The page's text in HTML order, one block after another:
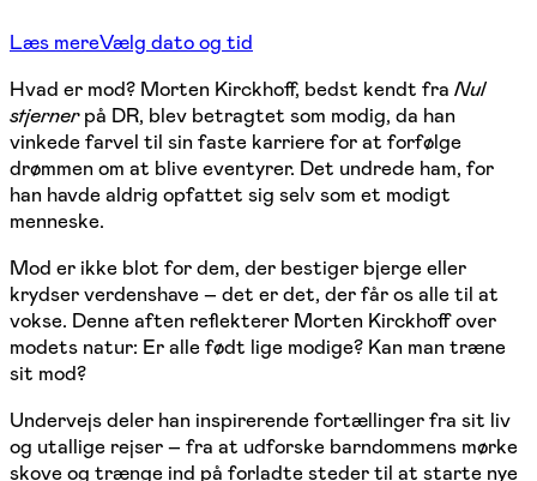
Læs mereVælg dato og tid
Hvad er mod? Morten Kirckhoff, bedst kendt fra Nul
stjernerpå DR, blev betragtet som modig, da han
vinkede farvel til sin faste karriere for at forfølge
drømmen om at blive eventyrer. Det undrede ham, for
han havde aldrig opfattet sig selv som et modigt
menneske.
Mod er ikke blot for dem, der bestiger bjerge eller
krydser verdenshave – det er det, der får os alle til at
vokse. Denne aften reflekterer Morten Kirckhoff over
modets natur: Er alle født lige modige? Kan man træne
sit mod?
Undervejs deler han inspirerende fortællinger fra sit liv
og utallige rejser – fra at udforske barndommens mørke
skove og trænge ind på forladte steder til at starte nye